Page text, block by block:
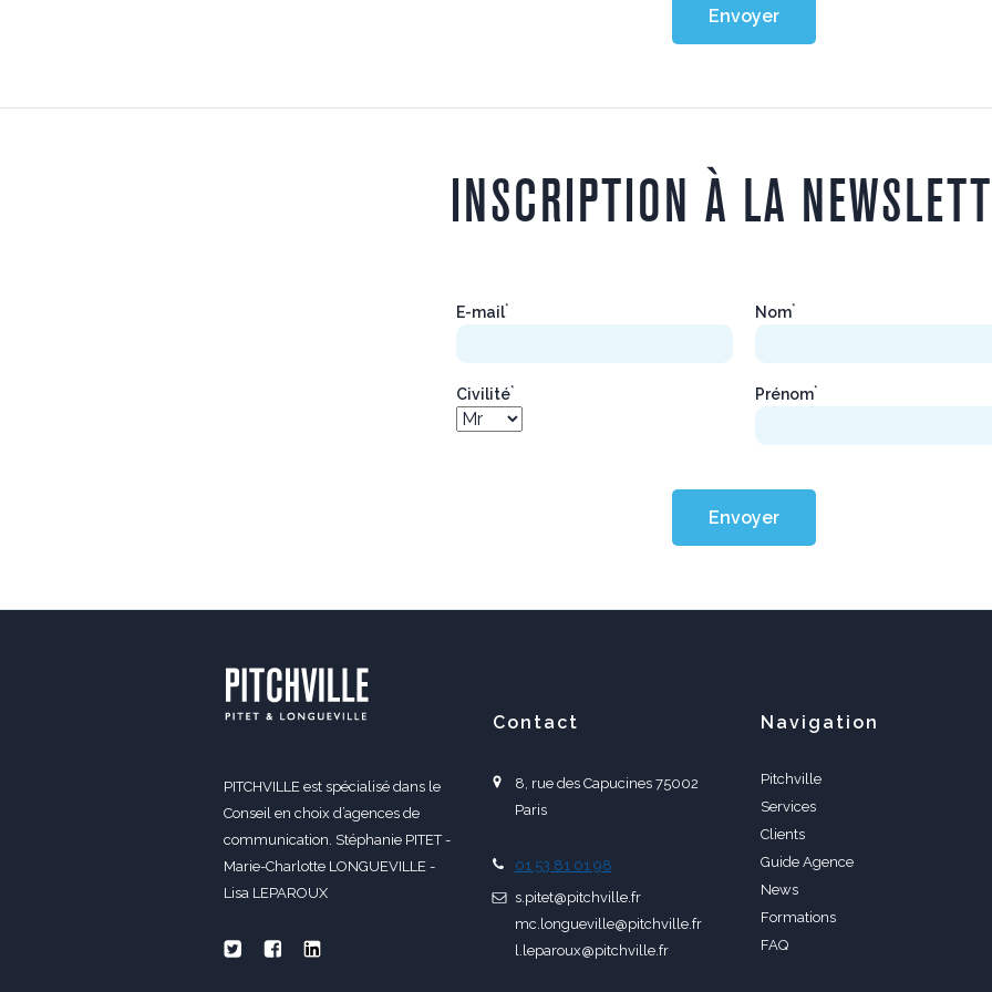
Envoyer
INSCRIPTION À LA
E-mail*
Civilité*
Nom*
Prénom*
Envoyer
PITCHVILLE est spécialisé dans le
Conseil en choix d’agences de
communication. Stéphanie PITET -
Marie-Charlotte LONGUEVILLE -
Lisa LEPAROUX
Contact
8, rue des Capucines 75002
Paris
01 53 81 01 98
s.pitet@pitchville.fr
mc.longueville@pitchville.fr
l.leparoux@pitchville.fr
Navigation
Pitchville
Services
Clients
Guide Agence
News
Formations
FAQ